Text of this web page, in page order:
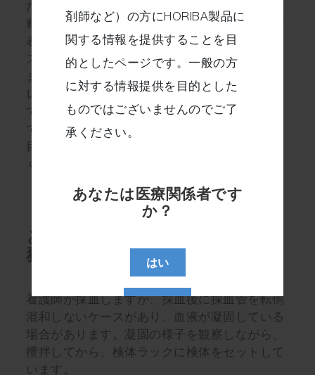
たので、ストレスがなくなり、装置に対する信
頼性が向上しました。白血球分類の測定結果が
表示されない（分類不能でマスクされる）ケー
スがありましたが、装置の更新後は経験してい
ません。他にも、試薬交換の時期が、緑色、オ
レンジ色、赤色で段階的に知らせてくれるの
で、わかりやすくなり、試薬残量がぎりぎりま
で使用可能となりました。精度管理の画面が項
くなるのでわかりやすくなりました。
どんなことに注意して、検査業
務をしていますか？
看護師が採血しますが、採血後に採血管を転倒
混和しないケースがあり、血液が凝固している
場合があります。凝固の様子を観察しながら、
攪拌してから、検体ラックに検体をセットして
います。